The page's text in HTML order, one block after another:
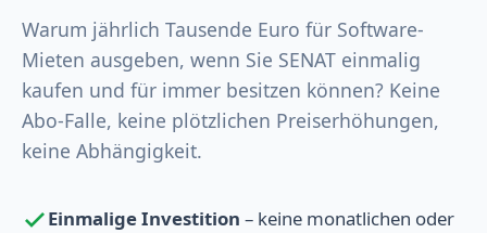
Warum jährlich Tausende Euro für Software-
Mieten ausgeben, wenn Sie SENAT einmalig
kaufen und für immer besitzen können? Keine
Abo-Falle, keine plötzlichen Preiserhöhungen,
keine Abhängigkeit.
Einmalige Investition – keine monatlichen oder